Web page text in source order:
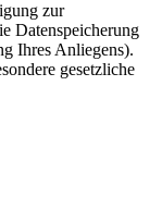
zur
Datenspeicherung
Ihres Anliegens).
gesetzliche